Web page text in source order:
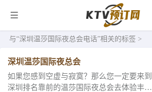
与“深圳温莎国际夜总会电话”相关的标签 >
深圳温莎国际夜总会
如果您感到空虚与寂寞？那么您一定要来到
深圳排名靠前的温莎国际夜总会去体验丰富